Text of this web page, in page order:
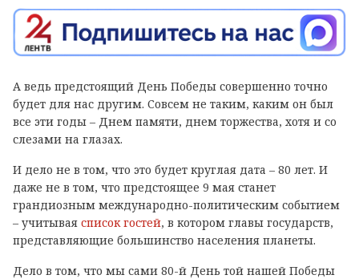
А ведь предстоящий День Победы совершенно точно
будет для нас другим. Совсем не таким, каким он был
все эти годы – Днем памяти, днем торжества, хотя и со
слезами на глазах.
И дело не в том, что это будет круглая дата – 80 лет. И
даже не в том, что предстоящее 9 мая станет
грандиозным международно-политическим событием
– учитывая список гостей, в котором главы государств,
представляющие большинство населения планеты.
Дело в том, что мы сами 80-й День той нашей Победы